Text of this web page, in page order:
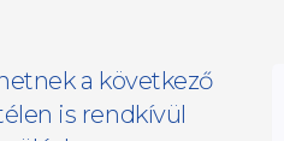
a következő
is rendkívül